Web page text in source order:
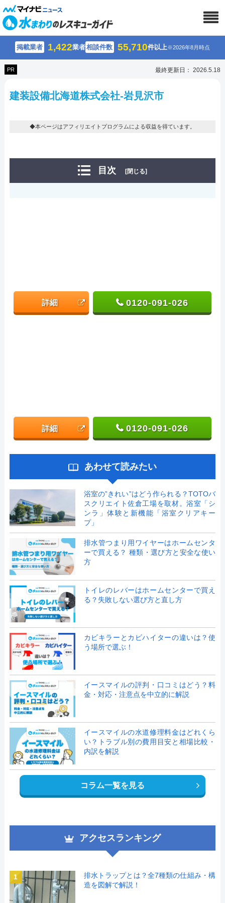
掲載業者 1,422業者相談件数 55,710件以上※2026年8月時点
PR 最終更新日： 2026.5.18
建装設備北海道株式会社-岩見沢市
◆本ページはアフィリエイトプログラムによる収益を得ています。
目次 [閉じる]
詳細 0120-091-026
詳細 0120-091-026
あわせて読みたい
浴室の”きれい”はどう作られる？TOTOバ
スクリエイト佐倉工場を取材。浴室「シ
ンラ」体験と新機能「浴室クリアキー
プ」
排水管つまり用ワイヤーはホームセンタ
ーで買える？ 種類・選び方と安全な使い
方
トイレのレバーはホームセンターで買え
る？失敗しない選び方と直し方
カビキラーとカビハイターの違いは？使
う場所で選ぶ！
イースマイルの評判・口コミはどう？料
金・対応・注意点を中立的に解説
イースマイルの水道修理料金はどれくら
い？トラブル別の費用目安と相場比較・
内訳を解説
コラム一覧を見る
アクセスランキング
1
排水トラップとは？全7種類の仕組み・構
造を図解で解説！